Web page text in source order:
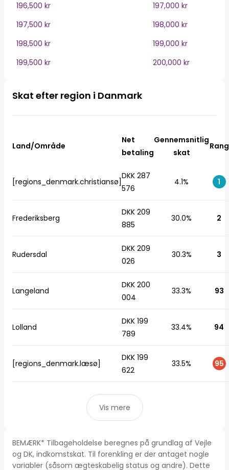
196,500 kr
197,000 kr
197,500 kr
198,000 kr
198,500 kr
199,000 kr
199,500 kr
200,000 kr
Skat efter region i Danmark
Land/Område
Net
betaling
Gennemsnitlig
skat
Rang
[regions_denmark.christiansø]
DKK 287
576
4.1% 1
Frederiksberg
DKK 209
885
30.0% 2
Rudersdal
DKK 209
026
30.3% 3
Langeland
DKK 200
004
33.3% 93
Lolland
DKK 199
789
33.4% 94
[regions_denmark.læsø]
DKK 199
622
33.5% 95
Vis mere
BEMÆRK* Tilbageholdelse beregnes på grundlag af Vejle
og DK, indkomstskat. Til forenkling er der antaget nogle
variabler (såsom ægteskabelig status og andre). Dette